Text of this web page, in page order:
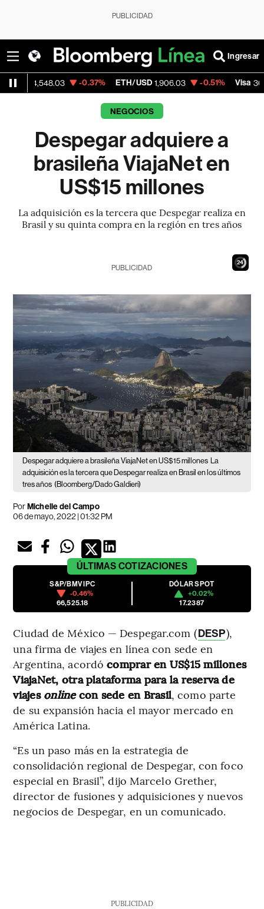
PUBLICIDAD
Ingresar
-0.37% ETH/USD 1,906.03 -0.51% Visa 368.54 -
NEGOCIOS
Despegar adquiere a
brasileña ViajaNet en
US$15 millones
La adquisición es la tercera que Despegar realiza en
Brasil y su quinta compra en la región en tres años
23
PUBLICIDAD
Despegar adquiere a brasileña ViajaNet en US$15 millones La
adquisición es la tercera que Despegar realiza en Brasil en los últimos
tres años (Bloomberg/Dado Galdieri)
PorMichelle del Campo
06 de mayo, 2022 | 01:32 PM
ÚLTIMAS COTIZACIONES
S&P/BMV IPC
-0.46%
66,525.18
DÓLAR SPOT
+0.02%
17.2387
Ciudad de México — Despegar.com (DESP),
una firma de viajes en línea con sede en
Argentina, acordócomprar en US$15 millones
ViajaNet, otra plataforma para la reserva de
viajes onlinecon sede en Brasil, como parte
de su expansión hacia el mayor mercado en
América Latina.
“Es un paso más en la estrategia de
consolidación regional de Despegar, con foco
especial en Brasil”, dijo Marcelo Grether,
director de fusiones y adquisiciones y nuevos
negocios de Despegar, en un comunicado.
PUBLICIDAD